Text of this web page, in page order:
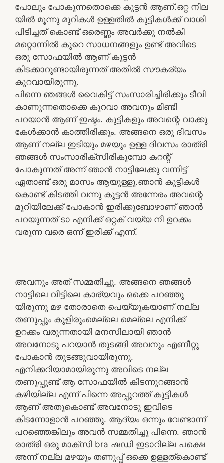
പോലും പോകുന്നതൊക്കെ കുട്ടൻ ആണ്.ഒറ്റ നില
യിൽ മൂന്നു മുറികൾ ഉള്ളതിൽ കുട്ടികൾക്ക് വാശി
പിടിച്ചത് കൊണ്ട് ഒരെണ്ണം അവർക്കു നൽകി
മറ്റൊന്നിൽ കുറെ സാധനങ്ങളും ഉണ്ട് അവിടെ
ഒരു സോഫയിൽ ആണ് കുട്ടൻ
കിടക്കാറുണ്ടായിരുന്നത് അതിൽ സൗകര്യം
കുറവായിരുന്നു.
പിന്നെ ഞങ്ങൾ വൈകിട്ട് സംസാരിച്ചിരിക്കും ടീവി
കാണുന്നതൊക്കെ കുറവാ അവനും മിണ്ടി
പറയാൻ ആണ് ഇഷ്ടം. കുട്ടികളും അവന്റെ വാക്കു
കേൾക്കാൻ കാത്തിരിക്കും. അങ്ങനെ ഒരു ദിവസം
ആണ് നല്ല ഇടിയും മഴയും ഉള്ള ദിവസം രാത്രി
ഞങ്ങൾ സംസാരിക്സിരികുമ്പോ കറന്റ്
പോകുന്നത് അന്ന് ഞാൻ നാട്ടിലേക്കു വന്നിട്ട്
ഏതാണ്ട് ഒരു മാസം ആയുള്ളൂ.ഞാൻ കുട്ടികൾ
കൊണ്ട് കിടത്തി വന്നു കുട്ടൻ അന്നേരം അവന്റെ
മുറിയിലേക്ക് പോകാൻ ഇരിക്കുബോഴാണ് ഞാൻ
പറയുന്നത് ടാ എനിക്ക് ഒറ്റക് വയ്യ നീ ഉറക്കം
വരുന്ന വരെ ഒന്ന് ഇരിക്ക് എന്ന്.
അവനും അത് സമ്മതിച്ചു. അങ്ങനെ ഞങ്ങൾ
നാട്ടിലെ വീട്ടിലെ കാര്യവും ഒക്കെ പറഞ്ഞു
യിരുന്നു മഴ തോരാതെ പെയ്യുകയാണ് നല്ല
തണുപ്പും കുളിരുംമെല്ലെ മെല്ലെ എനിക്ക്
ഉറക്കം വരുന്നതായി മനസിലായി ഞാൻ
അവനോടു പറയാൻ തുടങ്ങി അവനും എണീറ്റു
പോകാൻ തുടങ്ങുവായിരുന്നു.
എനിക്കറിയാമായിരുന്നു അവിടെ നല്ല
തണുപ്പുണ്ട് ആ സോഫയിൽ കിടന്നുറങ്ങാൻ
കഴിയില്ല എന്ന് പിന്നെ അപ്പുറത്ത് കുട്ടികൾ
ആണ് അതുകൊണ്ട് അവനോടു ഇവിടെ
കിടന്നോളാൻ പറഞ്ഞു. ആദ്യം ഒന്നും വേണ്ടാന്ന്
പറഞ്ഞെങ്കിലും അവൻ സമ്മതിച്ചു പിന്നെ. ഞാൻ
രാത്രി ഒരു മാക്സി bra ഷഡി ഇടാറില്ല പക്ഷെ
അന്ന് നല്ല മഴയും തണുപ്പ് ഒക്കെ ഉള്ളത്കൊണ്ട്